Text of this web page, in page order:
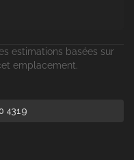
estimations basées sur
emplacement.
4319